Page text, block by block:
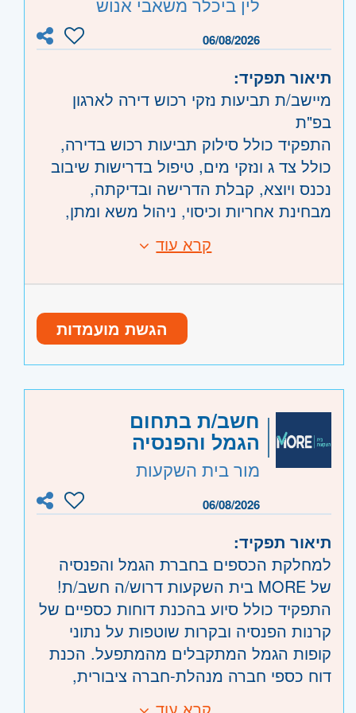
06/08/2026
תיאור תפקיד:
מיישב/ת תביעות נזקי רכוש דירה לארגון
בפ"ת
התפקיד כולל סילוק תביעות רכוש בדירה,
כולל צד ג ונזקי מים, טיפול בדרישות שיבוב
נכנס ויוצא, קבלת הדרישה ובדיקתה,
מבחינת אחריות וכיסוי, ניהול משא ומתן,
מול חברות ניהול בהסדר לצורך טיפול שוטף
בתביעות הסדר, התנהלות מול סוכני ביטוח
מומחים שונים בהתאם לתחום המטופל,
עבודה בתוך צוות לסילוק תביעות הקשור
למחלקת תביעות רכוש.
משרה מלאה 8.5 שעות
08:00-16:30
יש גמישות בשעת התחלה וסיום
נא לציין צ"ש
קליטה לארגון!
ניסיון בתחום יישוב תביעות שיבוב דירה -
היקף משרה: משרה מלאה
קוד משרה:56987
- תל אביב, פתח תקווה, רמת גן
וגבעתיים, בקעת אונו וגבעת שמואל, חולון
קרא עוד
הגשת מועמדות
חשב/ת בתחום
הגמל והפנסיה
מור בית השקעות
06/08/2026
תיאור תפקיד:
למחלקת הכספים בחברת הגמל והפנסיה
של MORE בית השקעות דרוש/ה חשב/ת!
התפקיד כולל סיוע בהכנת דוחות כספיים של
קרנות הפנסיה ובקרות שוטפות על נתוני
קופות הגמל המתקבלים מהמתפעל. הכנת
דוח כספי חברה מנהלת-חברה ציבורית,